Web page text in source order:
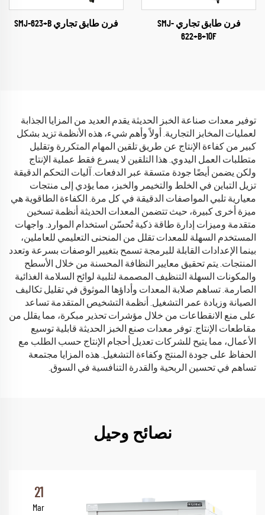
فرن طابق تجاري SMJ-
622+B+10F
فرن طابق تجاري SMJ-623+B
توفير معدات صناعة الخبز الحديثة يقدم العديد من المزايا الجذابة
لعمليات المخابز التجارية. أولاً وأهم شيء، هذه الأنظمة تزيد بشكل
كبير من كفاءة الإنتاج عن طريق تلقين المهام المتكررة وتقليل
متطلبات العمل اليدوي. هذا التلقين لا يسرع فقط عملية الإنتاج
ولكن يضمن أيضًا جودة متسقة عبر الدفعات. آليات التحكم الدقيقة
تزيل التباين في الخلط والتخيمر والخبز، مما يؤدي إلى منتجات
معيارية تلبي المواصفات الدقيقة في كل مرة. الكفاءة الطاقوية هي
ميزة أخرى كبيرة، حيث تتضمن المعدات الحديثة أنظمة تسخين
متقدمة وميزات إدارة طاقة ذكية تُحسّن استخدام الموارد. واجهات
المستخدم السهلة للمعدات تقلل من المنحنى التعليمي للعاملين،
بينما الإعدادات القابلة للبرمجة تسمح بتغيير الوصفات بسرعة وتعدد
المنتجات. يتم تحقيق معايير النظافة المحسنة من خلال الأسطح
والمكونات السهلة التنظيف المصممة لتلبية لوائح السلامة الغذائية
الصارمة. تساهم صلابة المعدات وأداؤها الموثوق في تقليل تكاليف
الصيانة وزيادة عمر التشغيل. أنظمة التشخيص المتقدمة تساعد
على منع الانقطاعات من خلال مؤشرات تحذير مبكرة، مما يقلل من
مقاطعات الإنتاج. توفر معدات صنع الخبز الحديثة قابلية توسيع
الأعمال، مما يتيح للشركات تعديل أحجام الإنتاج حسب الطلب مع
الحفاظ على جودة المنتج وكفاءة التشغيل. هذه المزايا مجتمعة
تساهم في تحسين الربحية والقدرة التنافسية في السوق.
نصائح وحيل
21
Mar